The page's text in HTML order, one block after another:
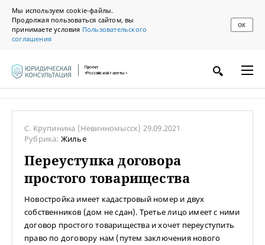
Мы используем cookie-файлы.
Продолжая пользоваться сайтом, вы
принимаете условия Пользовательского
соглашения
ОК
Проект
«Российской газеты»
С. Крупинина (Невинномысск) 29.09.2021
Рубрика: Жилье
Переуступка договора
простого товарищества
Новостройка имеет кадастровый номер и двух
собственников (дом не сдан). Третье лицо имеет с ними
договор простого товарищества и хочет переуступить
право по договору нам (путем заключения нового